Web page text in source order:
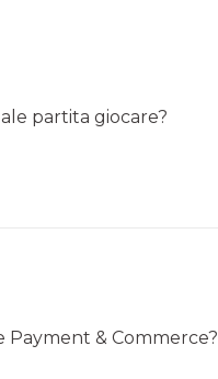
partita giocare?
& Commerce?